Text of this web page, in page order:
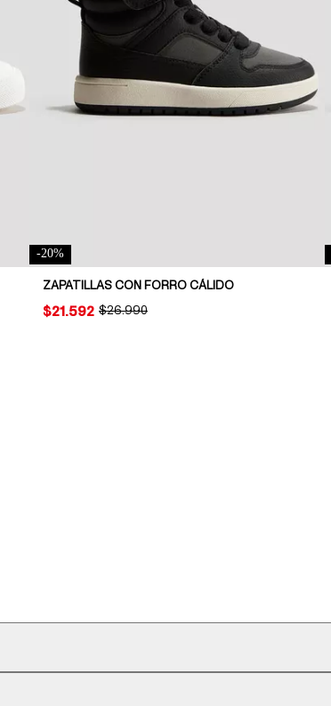
-20%
ZAPATILLAS CON FORRO CÁLIDO
ORIGINAL PRICE:
$26.990
PRICE:
$21.592